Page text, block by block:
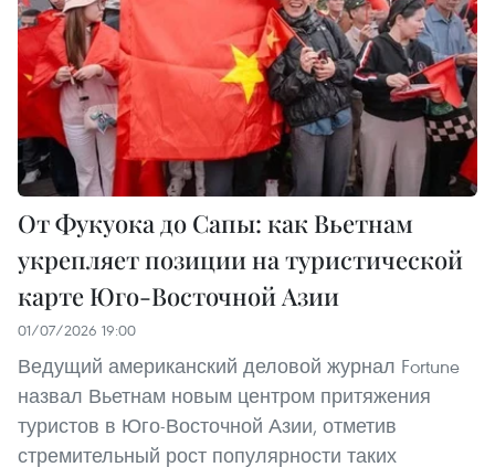
От Фукуока до Сапы: как Вьетнам
укрепляет позиции на туристической
карте Юго-Восточной Азии
01/07/2026 19:00
Ведущий американский деловой журнал Fortune
назвал Вьетнам новым центром притяжения
туристов в Юго-Восточной Азии, отметив
стремительный рост популярности таких